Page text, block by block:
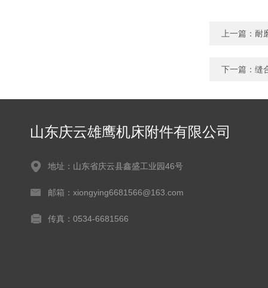
上一篇： 耐
下一篇： 缝
山东庆云雄鹰机床附件有限公司
地址：山东省庆云县鑫盛工业园46号
邮箱：xiongying6681566@163.com
传真：0534-6681566